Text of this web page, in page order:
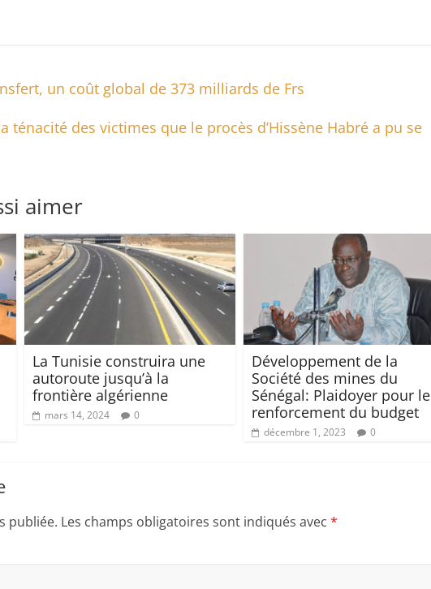
un coût global de 373 milliards de Frs
ténacité des victimes que le procès d’Hissène Habré a pu se
aimer
La Tunisie construira une
autoroute jusqu’à la
frontière algérienne
mars 14, 2024 0
Développement de la
Société des mines du
Sénégal: Plaidoyer pour le
renforcement du budget
décembre 1, 2023 0
publiée. Les champs obligatoires sont indiqués avec *